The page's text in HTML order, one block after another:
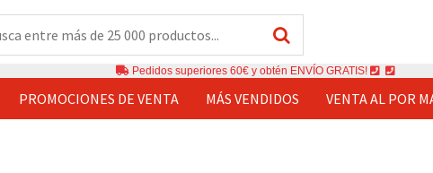
Pedidos superiores 60€ y obtén ENVÍO GRATIS!
PROMOCIONES DE VENTA MÁS VENDIDOS VENTA AL POR